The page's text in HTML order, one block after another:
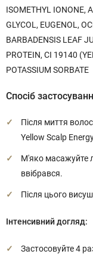
ISOMETHYL IONONE,
GLYCOL, EUGENOL,
BARBADENSIS LEAF
PROTEIN, CI 19140
POTASSIUM SORBATE
Спосіб
Після миття
Yellow Scalp
М'яко масажуйте
ввібрався.
Після цього
Інтенсивний догляд:
Застосовуйте 4